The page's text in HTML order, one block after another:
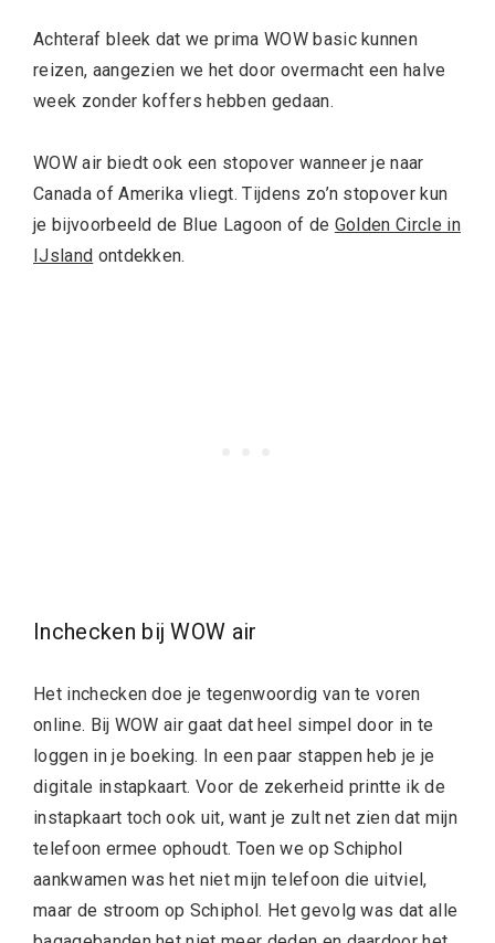
Achteraf bleek dat we prima WOW basic kunnen
reizen, aangezien we het door overmacht een halve
week zonder koffers hebben gedaan.
WOW air biedt ook een stopover wanneer je naar
Canada of Amerika vliegt. Tijdens zo’n stopover kun
je bijvoorbeeld de Blue Lagoon of de Golden Circle in
IJsland ontdekken.
Inchecken bij WOW air
Het inchecken doe je tegenwoordig van te voren
online. Bij WOW air gaat dat heel simpel door in te
loggen in je boeking. In een paar stappen heb je je
digitale instapkaart. Voor de zekerheid printte ik de
instapkaart toch ook uit, want je zult net zien dat mijn
telefoon ermee ophoudt. Toen we op Schiphol
aankwamen was het niet mijn telefoon die uitviel,
maar de stroom op Schiphol. Het gevolg was dat alle